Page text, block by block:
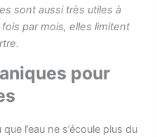
sont aussi très utiles à
fois par mois, elles limitent
pour
l’eau ne s’écoule plus du